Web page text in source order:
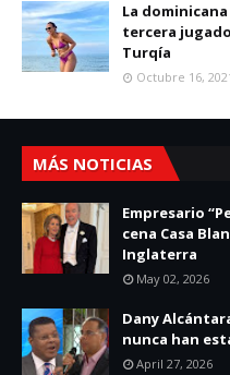
La
tercera
Turqía
Octubre 16,
MÁS NOTICIAS
Empresario
cena Casa
Inglaterra
May 02, 2026
Dany
nunca han
April 27, 2026